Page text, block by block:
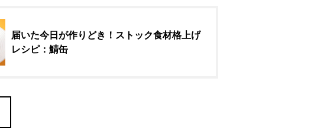
届いた今日が作りどき！ストック食材格上げ
レシピ：鯖缶